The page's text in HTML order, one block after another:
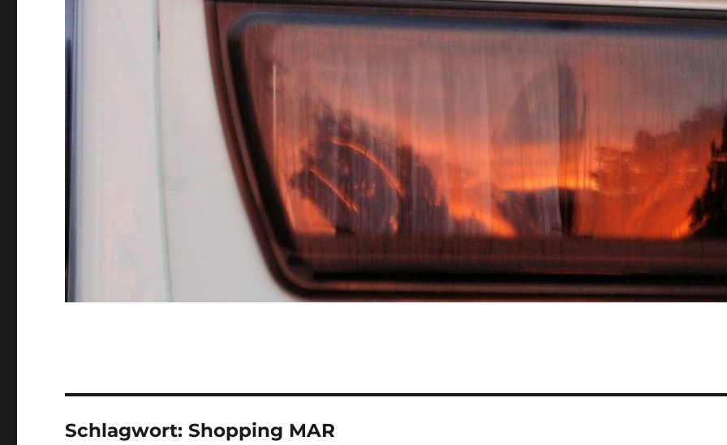
Schlagwort:Shopping MAR